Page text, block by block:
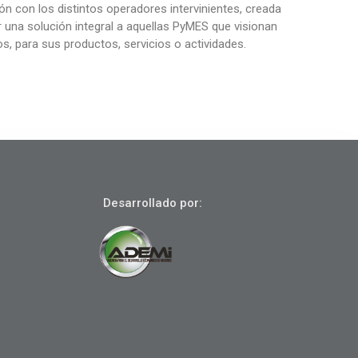
con los distintos operadores intervinientes, creada
solución integral a aquellas PyMES que visionan
para sus productos, servicios o actividades.
Desarrollado por: